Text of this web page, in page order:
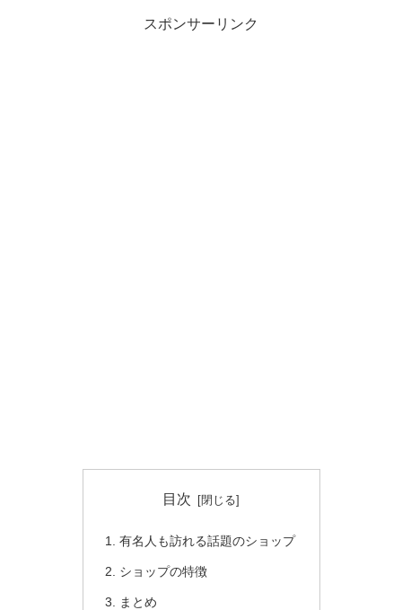
スポンサーリンク
目次
有名人も訪れる話題のショップ
ショップの特徴
まとめ